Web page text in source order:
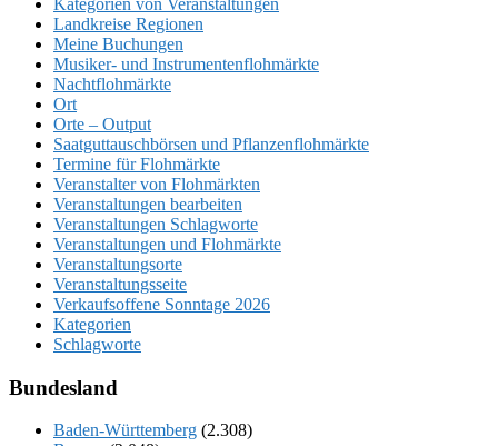
Kategorien von Veranstaltungen
Landkreise Regionen
Meine Buchungen
Musiker- und Instrumentenflohmärkte
Nachtflohmärkte
Ort
Orte – Output
Saatguttauschbörsen und Pflanzenflohmärkte
Termine für Flohmärkte
Veranstalter von Flohmärkten
Veranstaltungen bearbeiten
Veranstaltungen Schlagworte
Veranstaltungen und Flohmärkte
Veranstaltungsorte
Veranstaltungsseite
Verkaufsoffene Sonntage 2026
Kategorien
Schlagworte
Bundesland
Baden-Württemberg (2.308)